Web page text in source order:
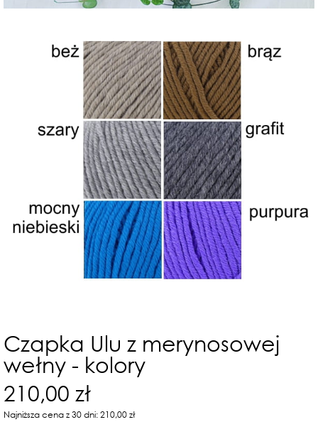
Czapka Ulu z merynosowej
wełny - kolory
210,00 zł
Najniższa cena z 30 dni: 210,00 zł